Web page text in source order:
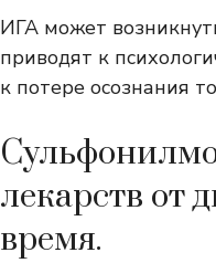
ИГА может
приводят к
к потере осознания
лекарств от
время.